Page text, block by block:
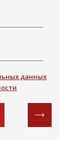
данных